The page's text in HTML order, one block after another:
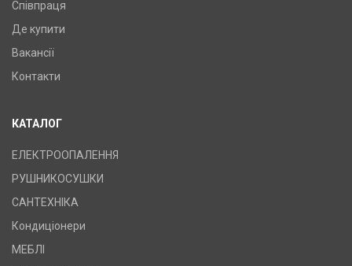
Співпраця
Де купити
Вакансії
Контакти
КАТАЛОГ
ЕЛЕКТРООПАЛЕННЯ
РУШНИКОСУШКИ
САНТЕХНІКА
Кондиціонери
МЕБЛІ